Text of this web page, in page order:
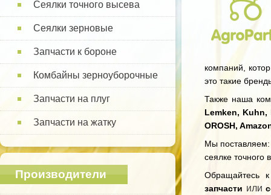
Сеялки точного высева
Сеялки зерновые
Запчасти к бороне
Комбайны зерноуборочные
Запчасти на плуг
Запчасти на жатку
Производители
компаний,
это такие
Также наша
Lemken, Kuhn,
OROSH,
Мы поставляем:
сеялке точного
Обращайтесь
запчасти или